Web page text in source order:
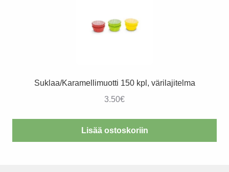
Suklaa/Karamellimuotti 150 kpl, värilajitelma
3.50€
Lisää ostoskoriin